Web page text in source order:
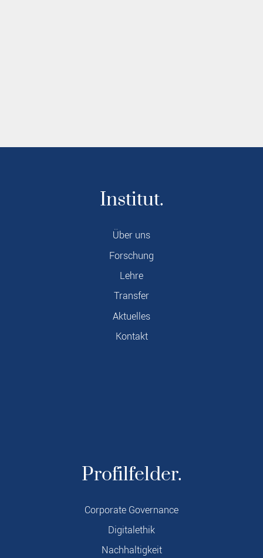
Institut.
Über uns
Forschung
Lehre
Transfer
Aktuelles
Kontakt
Profilfelder.
Corporate Governance
Digitalethik
Nachhaltigkeit